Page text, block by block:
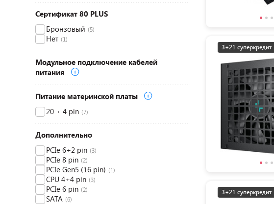
Сертификат 80 PLUS
Бронзовый (5)
Нет (1)
Модульное подключение кабелей
питания
Питание материнской платы
20 + 4 pin (7)
Дополнительно
PCIe 6+2 pin (3)
PCIe 8 pin (2)
PCIe Gen5 (16 pin) (1)
CPU 4+4 pin (3)
PCIe 6 pin (2)
SATA (6)
3+21 суперкредит
3+21 суперкредит